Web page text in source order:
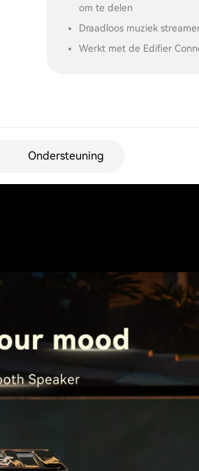
om te delen
Draadloos muziek
Werkt met de Edifier
Ondersteuning